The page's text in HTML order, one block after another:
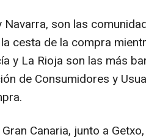
son las
cesta de la compra
y La Rioja son las más
de Consumidores y
Canaria, junto a